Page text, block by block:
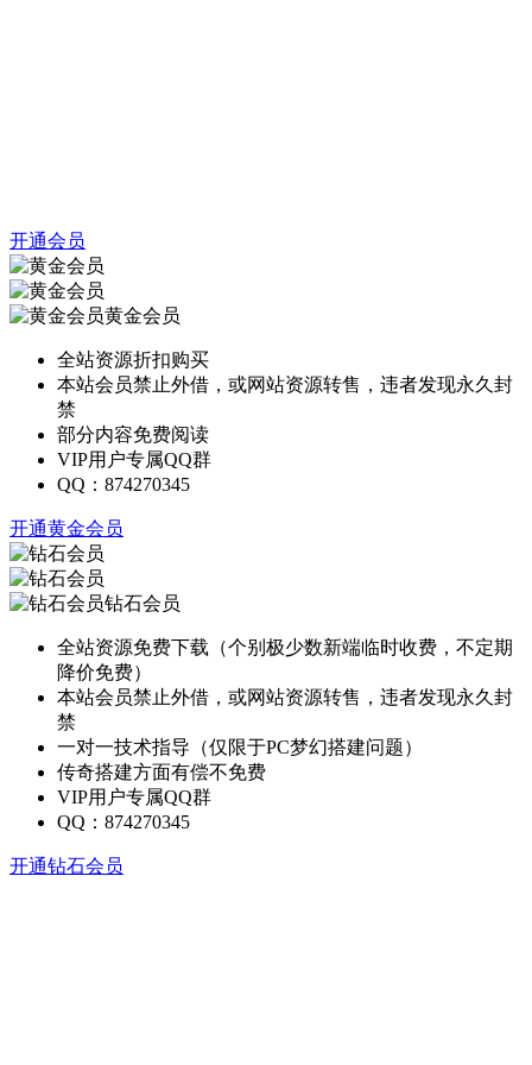
开通会员
黄金会员
全站资源折扣购买
本站会员禁止外借，或网站资源转售，违者发现永久封
禁
部分内容免费阅读
VIP用户专属QQ群
QQ：874270345
开通黄金会员
钻石会员
全站资源免费下载（个别极少数新端临时收费，不定期
降价免费）
本站会员禁止外借，或网站资源转售，违者发现永久封
禁
一对一技术指导（仅限于PC梦幻搭建问题）
传奇搭建方面有偿不免费
VIP用户专属QQ群
QQ：874270345
开通钻石会员